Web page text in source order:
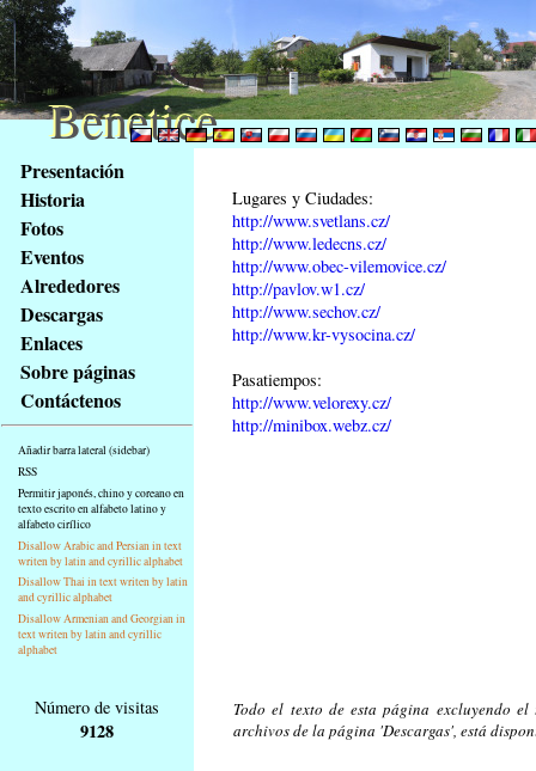
obsah
stránky
Klávesové
zkratky
tomto
webu
základní
Hlavní
strana
Presentación
Historia
Fotos
Eventos
Alrededores
Descargas
Enlaces
Sobre páginas
Contáctenos
Añadir barra lateral (sidebar)
RSS
Permitir japonés, chino y coreano en
texto escrito en alfabeto latino y
alfabeto cirílico
Disallow Arabic and Persian in text
writen by latin and cyrillic alphabet
Disallow Thai in text writen by latin
and cyrillic alphabet
Disallow Armenian and Georgian in
text writen by latin and cyrillic
alphabet
Lugares y Ciudades:
http://www.svetlans.cz/
http://www.ledecns.cz/
http://www.obec-vilemovice.cz/
http://pavlov.w1.cz/
http://www.sechov.cz/
http://www.kr-vysocina.cz/
Pasatiempos:
http://www.velorexy.cz/
http://minibox.webz.cz/
Número de visitas
9128
Todo el texto de esta página excluyendo
archivos de la página 'Descargas', está
Benetice
Benetice